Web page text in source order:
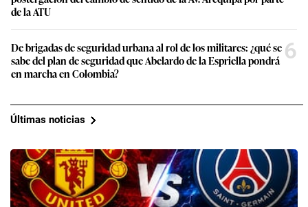
de la ATU
De brigadas de seguridad urbana al rol de los militares: ¿qué se
sabe del plan de seguridad que Abelardo de la Espriella pondrá
en marcha en Colombia?
6
Últimas noticias